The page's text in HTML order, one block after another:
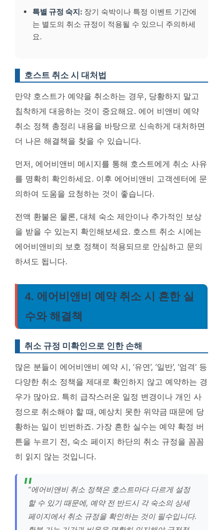
특별 규정 숙지: 장기 숙박이나 특정 이벤트 기간에
는 별도의 취소 규정이 적용될 수 있으니 주의하세
요.
호스트 취소 시 대처법
만약 호스트가 예약을 취소하는 경우, 당황하지 말고
침착하게 대응하는 것이 중요해요. 에어 비앤비 예약
취소 정책 총정리 내용을 바탕으로 신속하게 대처하면
더 나은 해결책을 찾을 수 있습니다.
먼저, 에어비앤비 메시지를 통해 호스트에게 취소 사유
를 명확히 확인하세요. 이후 에어비앤비 고객센터에 문
의하여 도움을 요청하는 것이 좋습니다.
전액 환불은 물론, 대체 숙소 제안이나 추가적인 보상
을 받을 수 있는지 확인해보세요. 호스트 취소 시에는
에어비앤비의 보호 정책이 적용되므로 안심하고 문의
하셔도 됩니다.
4. 에어비앤비 예약 취소 시 흔한 실
수와 해결책
취소 규정 미확인으로 인한 손해
많은 분들이 에어비앤비 예약 시, ‘유연’, ‘일반’, ‘엄격’ 등
다양한 취소 정책을 제대로 확인하지 않고 예약하는 경
우가 많아요. 특히 급작스러운 일정 변경이나 개인 사
정으로 취소해야 할 때, 예상치 못한 위약금 때문에 당
황하는 일이 빈번하죠. 가장 흔한 실수는 예약 확정 버
튼을 누르기 전, 숙소 페이지 하단의 취소 규정을 꼼꼼
히 읽지 않는 것입니다.
“에어비앤비 취소 정책은 호스트마다 다르게 설정
할 수 있기 때문에, 예약 전 반드시 각 숙소의 상세
페이지에서 취소 규정을 확인하는 것이 필수입니다.